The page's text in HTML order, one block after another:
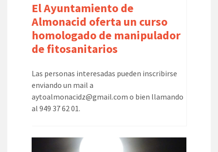
El Ayuntamiento de
Almonacid oferta un curso
homologado de manipulador
de fitosanitarios
Las personas interesadas pueden inscribirse
enviando un mail a
aytoalmonacidz@gmail.com o bien llamando
al 949 37 62 01.